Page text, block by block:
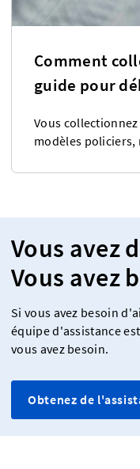
Comment
guide pour
Vous
modèles
Vous avez
Vous avez
Si vous avez besoin
équipe d'assistance
vous avez besoin.
Obtenez de